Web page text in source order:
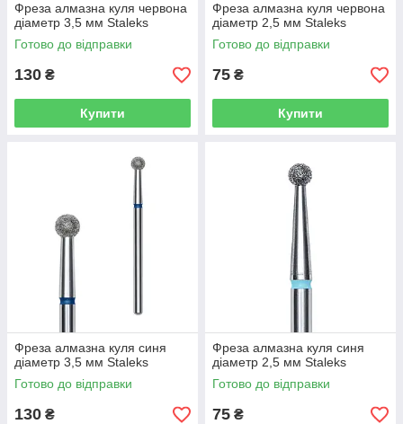
Фреза алмазна куля червона
діаметр 3,5 мм Staleks
Готово до відправки
130 ₴
Купити
Фреза алмазна куля червона
діаметр 2,5 мм Staleks
Готово до відправки
75 ₴
Купити
Фреза алмазна куля синя
діаметр 3,5 мм Staleks
Готово до відправки
130 ₴
Фреза алмазна куля синя
діаметр 2,5 мм Staleks
Готово до відправки
75 ₴